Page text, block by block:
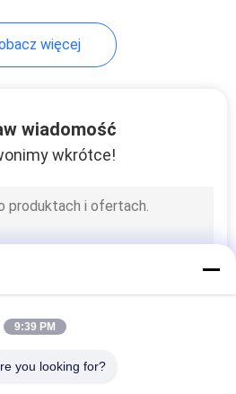
więcej
wiadomość
wkrótce!
9:39 PM
you looking for?